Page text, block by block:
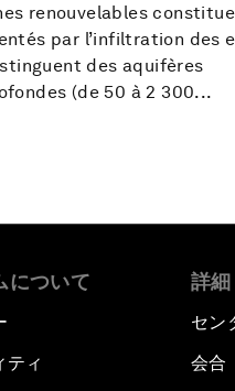
renouvelables
par l’infiltration des
des aquifères
(de 50 à 2 300...
について
ティ
詳細
セン
会合